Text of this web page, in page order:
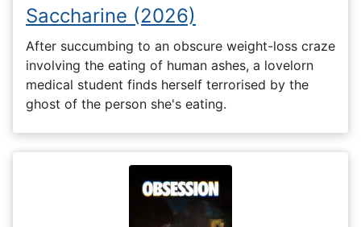
Saccharine (2026)
After succumbing to an obscure weight-loss craze
involving the eating of human ashes, a lovelorn
medical student finds herself terrorised by the
ghost of the person she's eating.